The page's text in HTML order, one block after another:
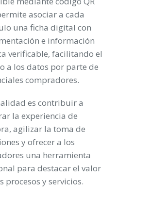
asociar a cada
una ficha digital con
e información
verificable, facilitando el
a los datos por parte de
compradores.
es contribuir a
la experiencia de
agilizar la toma de
y ofrecer a los
una herramienta
para destacar el valor
procesos y servicios.